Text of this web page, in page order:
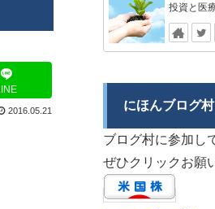
2016.05.21
投資と医
にほんブログ村
ブログ村に参加し
ぜひクリックお願